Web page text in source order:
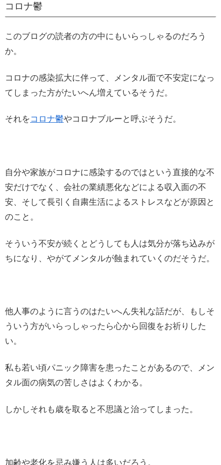
コロナ鬱
このブログの読者の方の中にもいらっしゃるのだろう
か。
コロナの感染拡大に伴って、メンタル面で不安定になっ
てしまった方がたいへん増えているそうだ。
それをコロナ鬱やコロナブルーと呼ぶそうだ。
自分や家族がコロナに感染するのではという直接的な不
安だけでなく、会社の業績悪化などによる収入面の不
安、そして長引く自粛生活によるストレスなどが原因と
のこと。
そういう不安が続くとどうしても人は気分が落ち込みが
ちになり、やがてメンタルが蝕まれていくのだそうだ。
他人事のように言うのはたいへん失礼な話だが、もしそ
ういう方がいらっしゃったら心から回復をお祈りした
い。
私も若い頃パニック障害を患ったことがあるので、メン
タル面の病気の苦しさはよくわかる。
しかしそれも歳を取ると不思議と治ってしまった。
加齢や老化を忌み嫌う人は多いだろう。